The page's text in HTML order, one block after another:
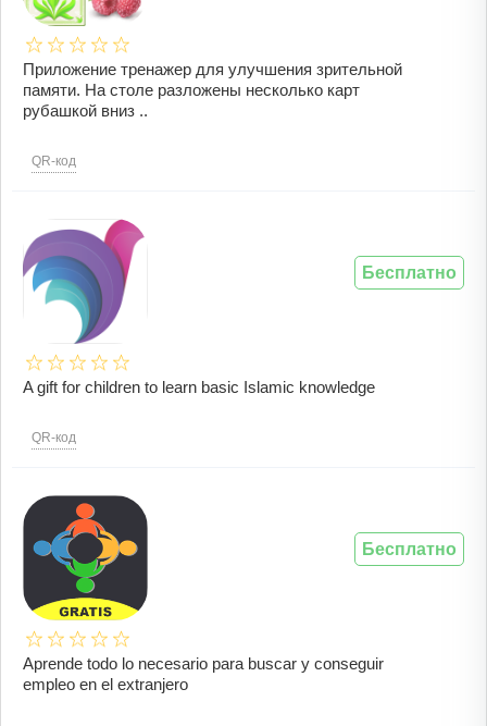
Приложение тренажер для улучшения зрительной
памяти. На столе разложены несколько карт
рубашкой вниз ..
QR-код
A gift for children to learn basic Islamic knowledge
QR-код
Бесплатно
Aprende todo lo necesario para buscar y conseguir
empleo en el extranjero
Бесплатно